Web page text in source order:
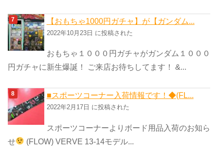
【おもちゃ1000円ガチャ】が【ガンダム...
2022年10月23日 に投稿された
おもちゃ１０００円ガチャがガンダム１０００
円ガチャに新生爆誕！ ご来店お待ちしてます！ &...
■スポーツコーナー入荷情報です！◆(FL...
2022年2月17日 に投稿された
スポーツコーナーよりボード用品入荷のお知ら
せ
(FLOW) VERVE 13-14モデル...